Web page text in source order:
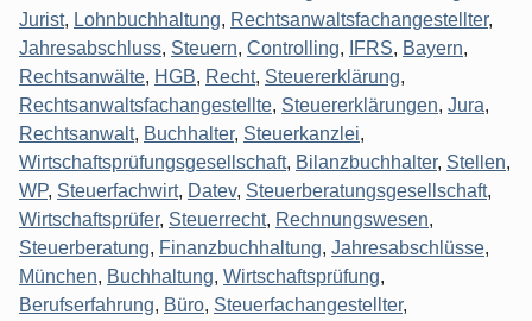
Jurist, Lohnbuchhaltung, Rechtsanwaltsfachangestellter,
Jahresabschluss, Steuern, Controlling, IFRS, Bayern,
Rechtsanwälte, HGB, Recht, Steuererklärung,
Rechtsanwaltsfachangestellte, Steuererklärungen, Jura,
Rechtsanwalt, Buchhalter, Steuerkanzlei,
Wirtschaftsprüfungsgesellschaft, Bilanzbuchhalter, Stellen,
WP, Steuerfachwirt, Datev, Steuerberatungsgesellschaft,
Wirtschaftsprüfer, Steuerrecht, Rechnungswesen,
Steuerberatung, Finanzbuchhaltung, Jahresabschlüsse,
München, Buchhaltung, Wirtschaftsprüfung,
Berufserfahrung, Büro, Steuerfachangestellter,